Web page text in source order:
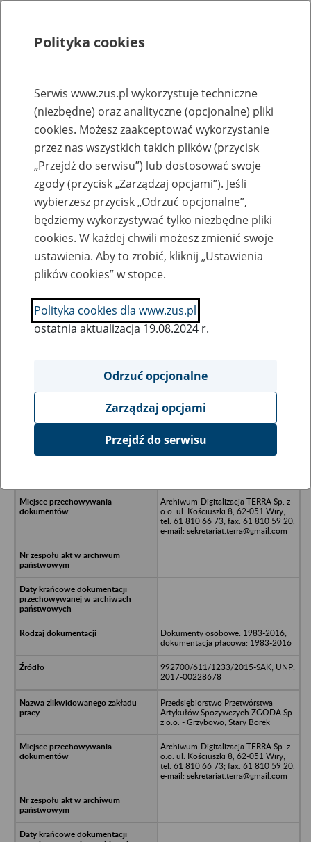
Rejestry, ewidencje i archiwa
Baza zlikwidowanych lub
przekształconych zakładów pracy
Nazwa zakładu pracy:
SZUKAJ
Ukryj wszystkie pozycje bazy
Przedsiębiorstwo Odzieżowe
Archiwum-Digitalizacja TERRA Sp. z
o.o. ul. Kościuszki 8, 62-051 Wiry;
tel. 61 810 66 73; fax. 61 810 59 20,
e-mail: sekretariat.terra@gmail.com
Dokumenty osobowe: 1983-2016;
dokumentacja płacowa: 1983-2016
992700/611/1233/2015-SAK; UNP:
2017-00228678
Przedsiębiorstwo Przetwórstwa
Artykułów Spożywczych ZGODA Sp.
z o.o. - Grzybowo; Stary Borek
Archiwum-Digitalizacja TERRA Sp. z
o.o. ul. Kościuszki 8, 62-051 Wiry;
tel. 61 810 66 73; fax. 61 810 59 20,
e-mail: sekretariat.terra@gmail.com
Polityka cookies
Serwis www.zus.pl wykorzystuje techniczne
(niezbędne) oraz analityczne (opcjonalne) pliki
cookies. Możesz zaakceptować wykorzystanie
przez nas wszystkich takich plików (przycisk
„Przejdź do serwisu”) lub dostosować swoje
zgody (przycisk „Zarządzaj opcjami”). Jeśli
wybierzesz przycisk „Odrzuć opcjonalne”,
będziemy wykorzystywać tylko niezbędne pliki
cookies. W każdej chwili możesz zmienić swoje
ustawienia. Aby to zrobić, kliknij „Ustawienia
plików cookies” w stopce.
Polityka cookies dla www.zus.pl
ostatnia aktualizacja 19.08.2024 r.
Odrzuć opcjonalne
Zarządzaj opcjami
Przejdź do serwisu